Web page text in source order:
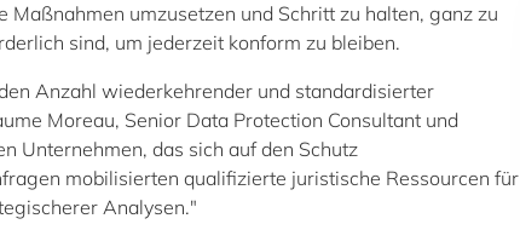
umzusetzen und Schritt zu halten, ganz zu
sind, um jederzeit konform zu bleiben.
Anzahl wiederkehrender und standardisierter
Moreau, Senior Data Protection Consultant und
Unternehmen, das sich auf den Schutz
mobilisierten qualifizierte juristische Ressourcen für
Analysen."